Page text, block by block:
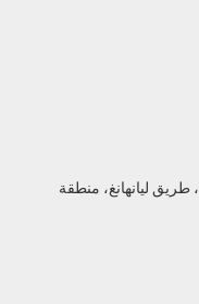
المبنى رقم 10، قرية بوجيانغ، رقم 1188، طريق ليانهانغ، منطقة